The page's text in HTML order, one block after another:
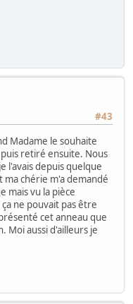
#43
Madame le souhaite
retiré ensuite. Nous
l'avais depuis quelque
ma chérie m'a demandé
mais vu la pièce
ne pouvait pas être
cet anneau que
Moi aussi d'ailleurs je